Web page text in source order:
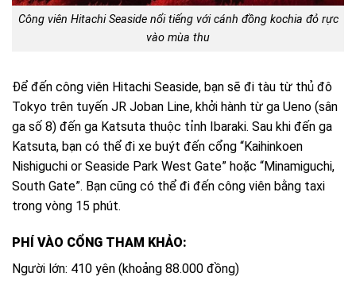
Công viên Hitachi Seaside nổi tiếng với cánh đồng kochia đỏ rực
vào mùa thu
Để đến công viên Hitachi Seaside, bạn sẽ đi tàu từ thủ đô
Tokyo trên tuyến JR Joban Line, khởi hành từ ga Ueno (sân
ga số 8) đến ga Katsuta thuộc tỉnh Ibaraki. Sau khi đến ga
Katsuta, bạn có thể đi xe buýt đến cổng “Kaihinkoen
Nishiguchi or Seaside Park West Gate” hoặc “Minamiguchi,
South Gate”. Bạn cũng có thể đi đến công viên bằng taxi
trong vòng 15 phút.
PHÍ VÀO CỔNG THAM KHẢO:
Người lớn: 410 yên (khoảng 88.000 đồng)